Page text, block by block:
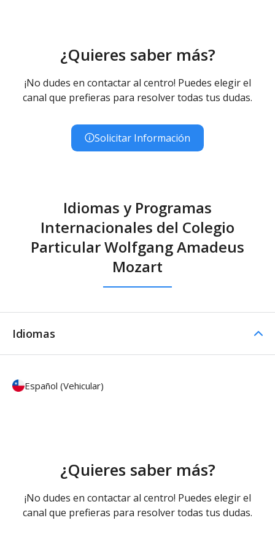
¿Quieres saber más?
¡No dudes en contactar al centro! Puedes elegir el
canal que prefieras para resolver todas tus dudas.
Solicitar Información
Idiomas y Programas
Internacionales del Colegio
Particular Wolfgang Amadeus
Mozart
Idiomas
Español (Vehicular)
¿Quieres saber más?
¡No dudes en contactar al centro! Puedes elegir el
canal que prefieras para resolver todas tus dudas.